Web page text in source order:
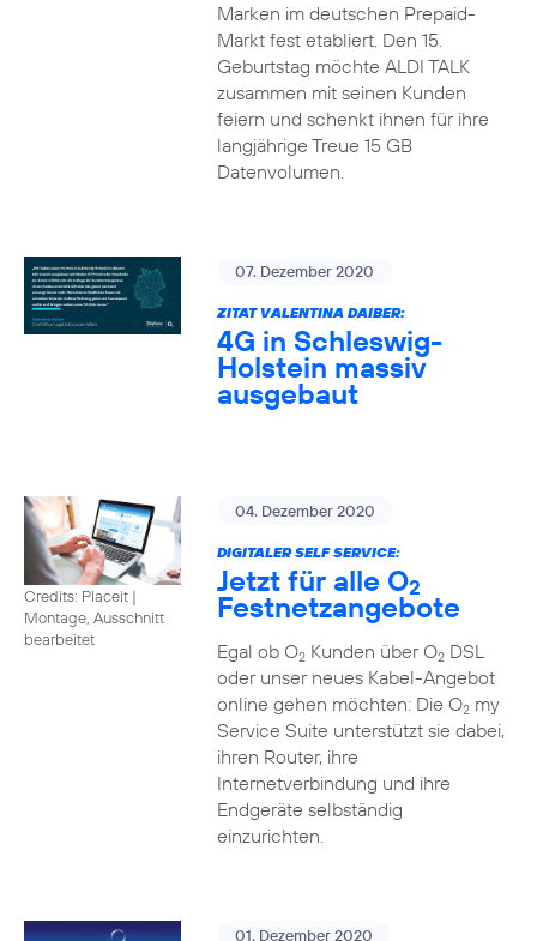
Marken im deutschen Prepaid-
Markt fest etabliert. Den 15.
Geburtstag möchte ALDI TALK
zusammen mit seinen Kunden
feiern und schenkt ihnen für ihre
langjährige Treue 15 GB
Datenvolumen.
07. Dezember 2020
ZITAT VALENTINA DAIBER:
4G in Schleswig-
Holstein massiv
ausgebaut
Credits: Placeit |
Montage, Ausschnitt
bearbeitet
04. Dezember 2020
DIGITALER SELF SERVICE:
Jetzt für alle O2
Festnetzangebote
Egal ob O2Kunden über O2DSL
oder unser neues Kabel-Angebot
online gehen möchten: Die O2my
Service Suite unterstützt sie dabei,
ihren Router, ihre
Internetverbindung und ihre
Endgeräte selbständig
einzurichten.
01. Dezember 2020